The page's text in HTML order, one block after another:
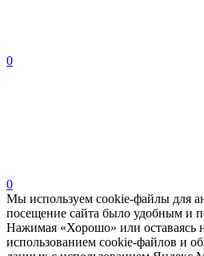
0
0
Мы используем cookie-файлы для
посещение сайта было удобным и
Нажимая «Хорошо» или оставаясь
использованием cookie-файлов и